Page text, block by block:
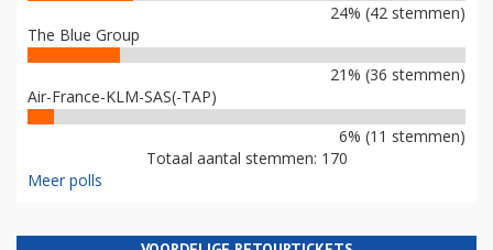
24% (42 stemmen)
The Blue Group
21% (36 stemmen)
Air-France-KLM-SAS(-TAP)
6% (11 stemmen)
Totaal aantal stemmen: 170
Meer polls